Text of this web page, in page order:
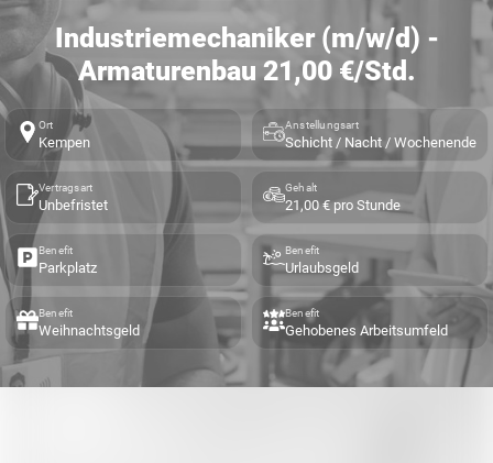
Industriemechaniker (m/w/d) -
Armaturenbau 21,00 €/Std.
Ort
Kempen
Anstellungsart
Schicht / Nacht / Wochenende
Vertragsart
Unbefristet
Gehalt
21,00 € pro Stunde
Benefit
Parkplatz
Benefit
Urlaubsgeld
Benefit
Weihnachtsgeld
Benefit
Gehobenes Arbeitsumfeld